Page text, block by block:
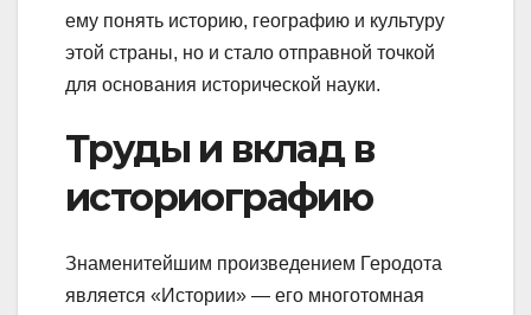
ему понять историю, географию и культуру
этой страны, но и стало отправной точкой
для основания исторической науки.
Труды и вклад в
историографию
Знаменитейшим произведением Геродота
является «Истории» — его многотомная